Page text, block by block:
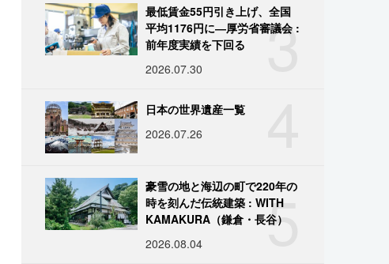
3
最低賃金55円引き上げ、全国
平均1176円に―厚労省審議会 :
前年度実績を下回る
2026.07.30
日本の世界遺産一覧
2026.07.26
5
豪雪の地と海辺の町で220年の
時を刻んだ伝統建築 : WITH
KAMAKURA（鎌倉・長谷）
2026.08.04